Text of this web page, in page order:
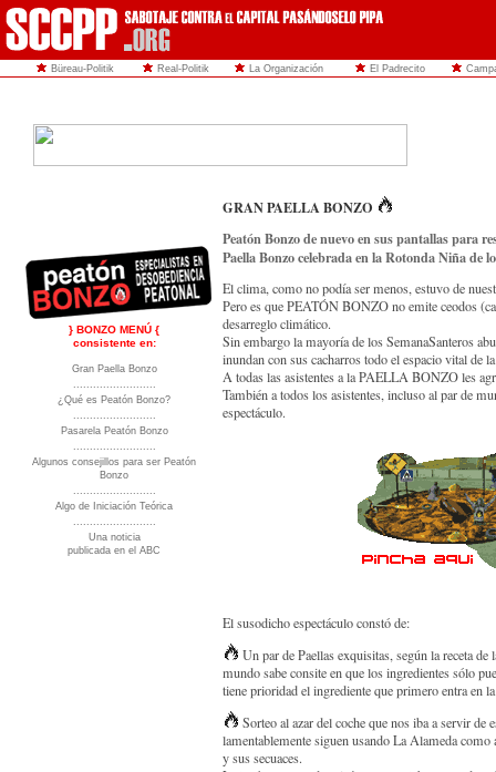
Büreau-Politik Real-Politik La Organización El Padrecito
} BONZO MENÚ {
consistente en:
Gran Paella Bonzo
.........................
¿Qué es Peatón Bonzo?
.........................
Pasarela Peatón Bonzo
.........................
Algunos consejillos para ser Peatón
Bonzo
.........................
Algo de Iniciación Teórica
.........................
Una noticia
publicada en el ABC
GRAN PAELLA BONZO
Peatón Bonzo de nuevo en sus pantallas para
Paella Bonzo celebrada en la Rotonda Niña de
El clima, como no podía ser menos, estuvo de
Pero es que PEATÓN BONZO no emite ceodos
desarreglo climático.
Sin embargo la mayoría de los SemanaSanteros
inundan con sus cacharros todo el espacio vital de
A todas las asistentes a la PAELLA BONZO les
También a todos los asistentes, incluso al par de
espectáculo.
El susodicho espectáculo constó de:
Un par de Paellas exquisitas, según la receta
mundo sabe consite en que los ingredientes sólo
tiene prioridad el ingrediente que primero entra en
Sorteo al azar del coche que nos iba a servir de
lamentablemente siguen usando La Alameda
y sus secuaces.